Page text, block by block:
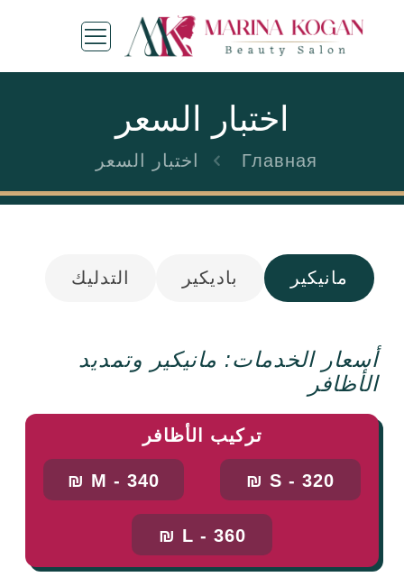
اختبار السعر
Главная اختبار السعر
مانيكير باديكير التدليك
أسعار الخدمات: مانيكير وتمديد
الأظافر
تركيب الأظافر
S - 320 ₪
M - 340 ₪
L - 360 ₪